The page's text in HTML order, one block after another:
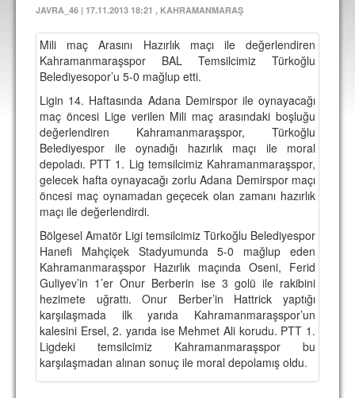
TRANSFERLER
TARAFTAR
BİLETLER
DEPLASMAN
LİSANSLI ÜRÜNLER
MULTİMEDYA
FOTOĞRAF & VİDEOLAR
MARŞ & TEZAHÜRATLAR
KULÜP
AMBLEM
SPOR TESİSLERİ
YÖNETİM KURULU
PERSONEL
JAVRA_46 | 17.11.2013 18:21 , KAHRAMANMARAŞ
Mili maç Arasını Hazırlık maçı ile değerlendiren
Kahramanmaraşspor BAL Temsilcimiz Türkoğlu
Belediyesopor’u 5-0 mağlup etti.
Ligin 14. Haftasında Adana Demirspor ile oynayacağı
maç öncesi Lige verilen Mili maç arasındaki boşluğu
değerlendiren Kahramanmaraşspor, Türkoğlu
Belediyespor ile oynadığı hazırlık maçı ile moral
depoladı. PTT 1. Lig temsilcimiz Kahramanmaraşspor,
gelecek hafta oynayacağı zorlu Adana Demirspor maçı
öncesi maç oynamadan geçecek olan zamanı hazırlık
maçı ile değerlendirdi.
Bölgesel Amatör Ligi temsilcimiz Türkoğlu Belediyespor
Hanefi Mahçiçek Stadyumunda 5-0 mağlup eden
Kahramanmaraşspor Hazırlık maçında Oseni, Ferid
Guliyev’in 1’er Onur Berberin ise 3 golü ile rakibini
hezimete uğrattı. Onur Berber’in Hattrick yaptığı
karşılaşmada ilk yarıda Kahramanmaraşspor’un
kalesini Ersel, 2. yarıda ise Mehmet Ali korudu. PTT 1.
Ligdeki temsilcimiz Kahramanmaraşspor bu
karşılaşmadan alınan sonuç ile moral depolamış oldu.